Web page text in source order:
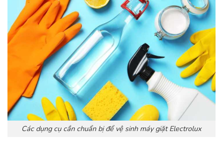
Các dụng cụ cần chuẩn bị để vệ sinh máy giặt Electrolux